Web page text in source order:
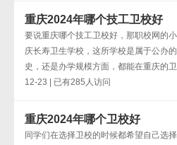
重庆2024年哪个技工卫校好
要说重庆哪个技工卫校好，那职校网的
庆长寿卫生学校，这所学校是属于公办
史，还是办学规模方面，都能在重庆的
12-23 | 已有285人访问
重庆2024年哪个卫校好
同学们在选择卫校的时候都希望自己选